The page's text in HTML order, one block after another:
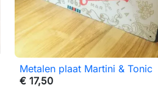
 Snel bekijken
Metalen plaat Martini & Tonic
€ 17,50